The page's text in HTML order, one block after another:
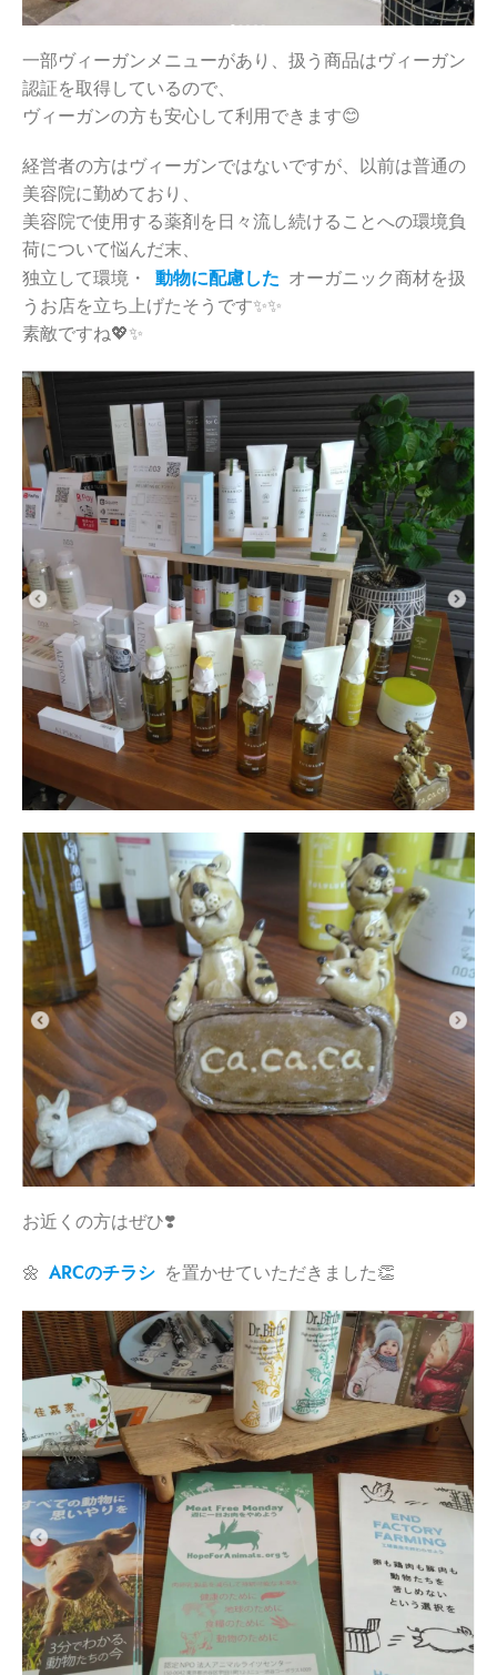
一部ヴィーガンメニューがあり、扱う商品はヴィーガン
認証を取得しているので、
ヴィーガンの方も安心して利用できます😊
経営者の方はヴィーガンではないですが、以前は普通の
美容院に勤めており、
美容院で使用する薬剤を日々流し続けることへの環境負
荷について悩んだ末、
独立して環境・
動物に配慮した オーガニック商材を扱
うお店を立ち上げたそうです✨✨
素敵ですね💖✨
お近くの方はぜひ❣️
🌼 ARCのチラシ を置かせていただきました👏